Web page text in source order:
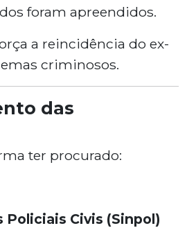
foram apreendidos.
a reincidência do ex-
criminosos.
das
ter procurado:
Policiais Civis (Sinpol)